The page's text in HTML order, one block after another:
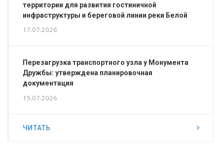
территории для развития гостиничной
инфраструктуры и береговой линии реки Белой
17.07.2026
Перезагрузка транспортного узла у Монумента
Дружбы: утверждена планировочная
документация
15.07.2026
ЧИТАТЬ